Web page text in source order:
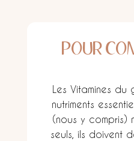
POUR
Les Vitamines
nutriments
(nous y compris)
seuls, ils doivent